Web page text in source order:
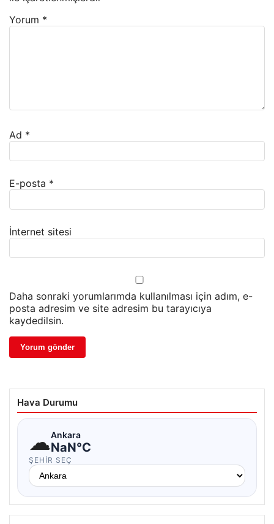
Yorum *
Ad *
E-posta *
İnternet sitesi
Daha sonraki yorumlarımda kullanılması için adım, e-
posta adresim ve site adresim bu tarayıcıya
kaydedilsin.
Hava Durumu
☁Ankara
NaN°C
ŞEHIR SEÇ